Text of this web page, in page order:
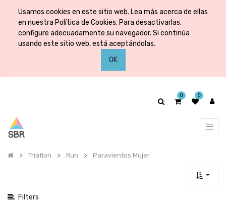
Usamos cookies en este sitio web. Lea más acerca de ellas
en nuestra Política de Cookies. Para desactivarlas,
configure adecuadamente su navegador. Si continúa
usando este sitio web, está aceptándolas.
OK
0 0
Triatlon Run Paravientos Mujer
Filters
Mostrar
categorías